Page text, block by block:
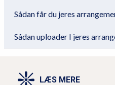
Sådan får du jeres
Sådan uploader I jeres
LÆS MERE